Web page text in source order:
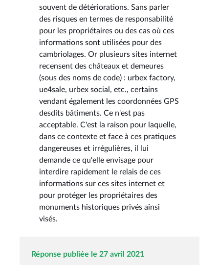
souvent de détériorations. Sans parler
des risques en termes de responsabilité
pour les propriétaires ou des cas où ces
informations sont utilisées pour des
cambriolages. Or plusieurs sites internet
recensent des châteaux et demeures
(sous des noms de code) : urbex factory,
ue4sale, urbex social, etc., certains
vendant également les coordonnées GPS
desdits bâtiments. Ce n'est pas
acceptable. C'est la raison pour laquelle,
dans ce contexte et face à ces pratiques
dangereuses et irrégulières, il lui
demande ce qu'elle envisage pour
interdire rapidement le relais de ces
informations sur ces sites internet et
pour protéger les propriétaires des
monuments historiques privés ainsi
visés.
Réponse publiée le 27 avril 2021